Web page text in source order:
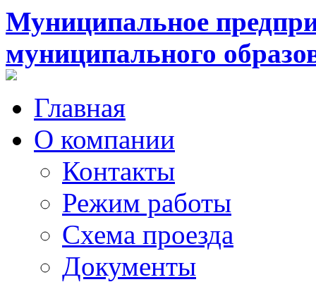
Муниципальное
муниципального
Главная
О компании
Контакты
Режим работы
Схема проезда
Документы